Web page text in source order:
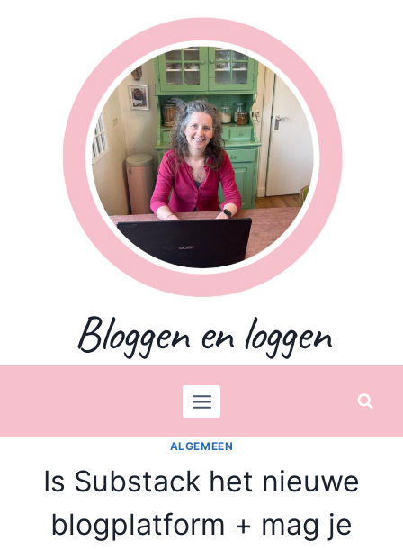
Bloggen en loggen
ALGEMEEN
Is Substack het nieuwe
blogplatform + mag je